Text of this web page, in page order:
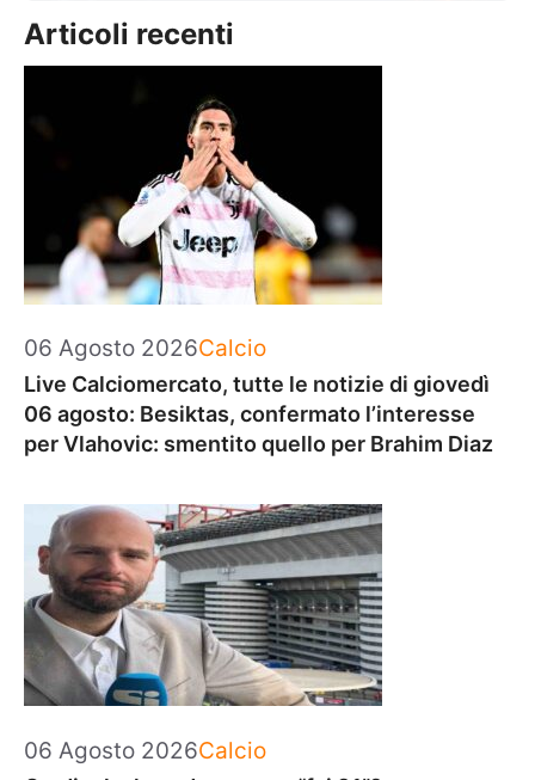
Articoli recenti
06 Agosto 2026Categorie
Calcio
Live Calciomercato, tutte le notizie di giovedì
06 agosto: Besiktas, confermato l’interesse
per Vlahovic: smentito quello per Brahim Diaz
06 Agosto 2026Categorie
Calcio